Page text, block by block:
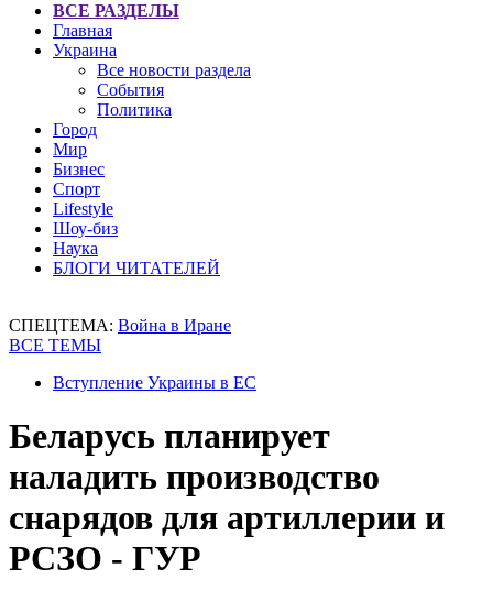
ВСЕ РАЗДЕЛЫ
Главная
Украина
Все новости раздела
События
Политика
Город
Мир
Бизнес
Спорт
Lifestyle
Шоу-биз
Наука
БЛОГИ ЧИТАТЕЛЕЙ
СПЕЦТЕМА: Война в Иране
ВСЕ ТЕМЫ
Вступление Украины в ЕС
Беларусь планирует
наладить производство
снарядов для артиллерии и
РСЗО - ГУР